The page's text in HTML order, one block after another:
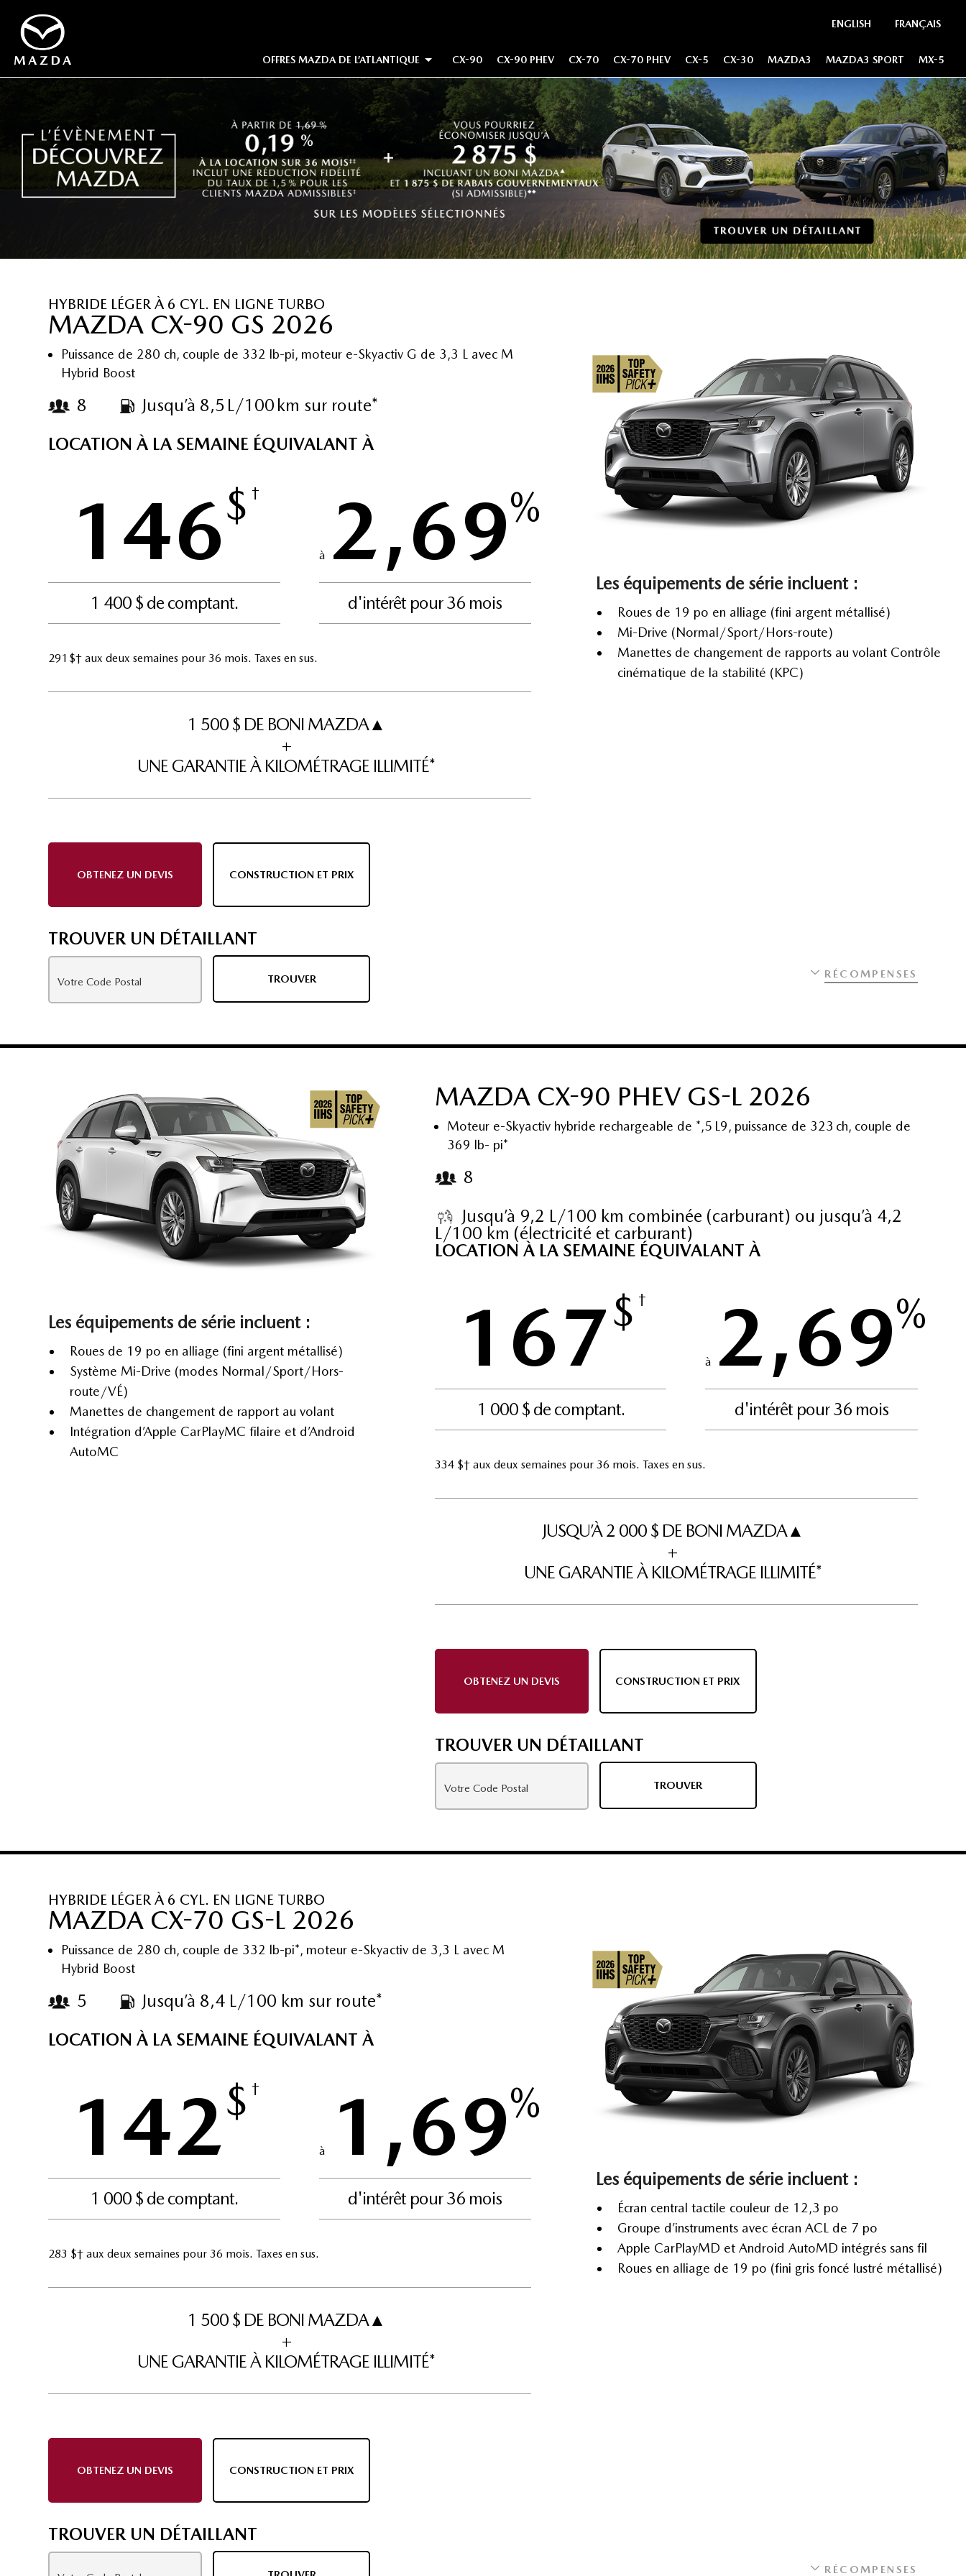
ENGLISH FRANÇAIS
OFFRES MAZDA DE L’ATLANTIQUE
OFFRES MAZDA DE LA COLOMBIE-BRITANNIQUE
OFFRES MAZDA DE L’ONTARIO
OFFRES MAZDA DE L’ALBERTA
OFFRES MAZDA DE MANITOBA ET SASKATCHEWAN
OFFRES MAZDA DU QUÉBEC
OFFRES MAZDA DE L’ATLANTIQUE
CX-90 CX-90 PHEV CX-70 CX-70 PHEV CX-5 CX-30 MAZDA3 MAZDA3 SPORT MX-5
Les équipements de série incluent :
Roues de 19 po en alliage (fini argent métallisé)
Mi-Drive (Normal/Sport/Hors-route)
Manettes de changement de rapports au volant Contrôle
cinématique de la stabilité (KPC)
HYBRIDE LÉGER À 6 CYL. EN LIGNE TURBO
MAZDA CX-90 GS 2026
Puissance de 280 ch, couple de 332 lb-pi, moteur e-Skyactiv G de 3,3 L avec M
Hybrid Boost
8
Jusqu’à 8,5 L/100 km sur route*
LOCATION À LA SEMAINE ÉQUIVALANT À
146$ †
1 400 $ de comptant.
à 2,69%
d'intérêt pour 36 mois
291 $† aux deux semaines pour 36 mois. Taxes en sus.
1 500 $ DE BONI MAZDA▲
+
UNE GARANTIE À KILOMÉTRAGE ILLIMITÉ*
OBTENEZ UN DEVIS CONSTRUCTION ET PRIX
TROUVER UN DÉTAILLANT
TROUVER RÉCOMPENSES
Les équipements de série incluent :
Roues de 19 po en alliage (fini argent métallisé)
Système Mi-Drive (modes Normal/Sport/Hors-
route/VÉ)
Manettes de changement de rapport au volant
Intégration d’Apple CarPlayMC filaire et d’Android
AutoMC
MAZDA CX-90 PHEV GS-L 2026
Moteur e-Skyactiv hybride rechargeable de *,5 L9, puissance de 323 ch, couple de
369 lb- pi*
8
Jusqu’à 9,2 L/100 km combinée (carburant) ou jusqu’à 4,2
L/100 km (électricité et carburant)
LOCATION À LA SEMAINE ÉQUIVALANT À
167$ †
1 000 $ de comptant.
à 2,69%
d'intérêt pour 36 mois
334 $† aux deux semaines pour 36 mois. Taxes en sus.
JUSQU’À 2 000 $ DE BONI MAZDA▲
+
UNE GARANTIE À KILOMÉTRAGE ILLIMITÉ*
OBTENEZ UN DEVIS CONSTRUCTION ET PRIX
TROUVER UN DÉTAILLANT
TROUVER
Les équipements de série incluent :
Écran central tactile couleur de 12,3 po
Groupe d’instruments avec écran ACL de 7 po
Apple CarPlayMD et Android AutoMD intégrés sans fil
Roues en alliage de 19 po (fini gris foncé lustré métallisé)
HYBRIDE LÉGER À 6 CYL. EN LIGNE TURBO
MAZDA CX-70 GS-L 2026
Puissance de 280 ch, couple de 332 lb-pi*, moteur e-Skyactiv de 3,3 L avec M
Hybrid Boost
5
Jusqu’à 8,4 L/100 km sur route*
LOCATION À LA SEMAINE ÉQUIVALANT À
142$ †
1 000 $ de comptant.
à 1,69%
d'intérêt pour 36 mois
283 $† aux deux semaines pour 36 mois. Taxes en sus.
1 500 $ DE BONI MAZDA▲
+
UNE GARANTIE À KILOMÉTRAGE ILLIMITÉ*
OBTENEZ UN DEVIS CONSTRUCTION ET PRIX
TROUVER UN DÉTAILLANT
RÉCOMPENSES